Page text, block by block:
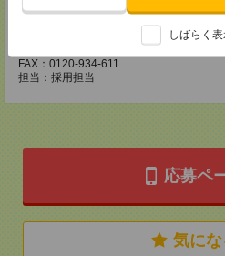
しばらく
熊本県熊本市中央区花畑町4番1号 太陽
FAX：0120-934-611
担当：採用担当
応募ペ
気にな